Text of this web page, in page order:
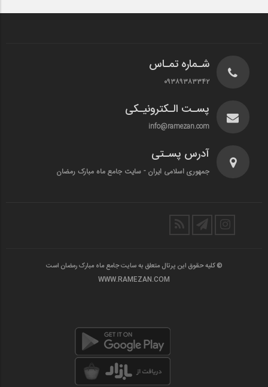
شـماره تمـاس
۰۹۳۸۹۳۸۳۳۴۲
پسـت الـکترونیـکی
info@ramezan.com
آدرس پسـتی
جمهوری اسلامی ایران - سایت جامع ماه مبارک رمضان
© کلیه حقوق این پرتال متعلق به سایت جامع ماه مبارک رمضان است
WWW.RAMEZAN.COM